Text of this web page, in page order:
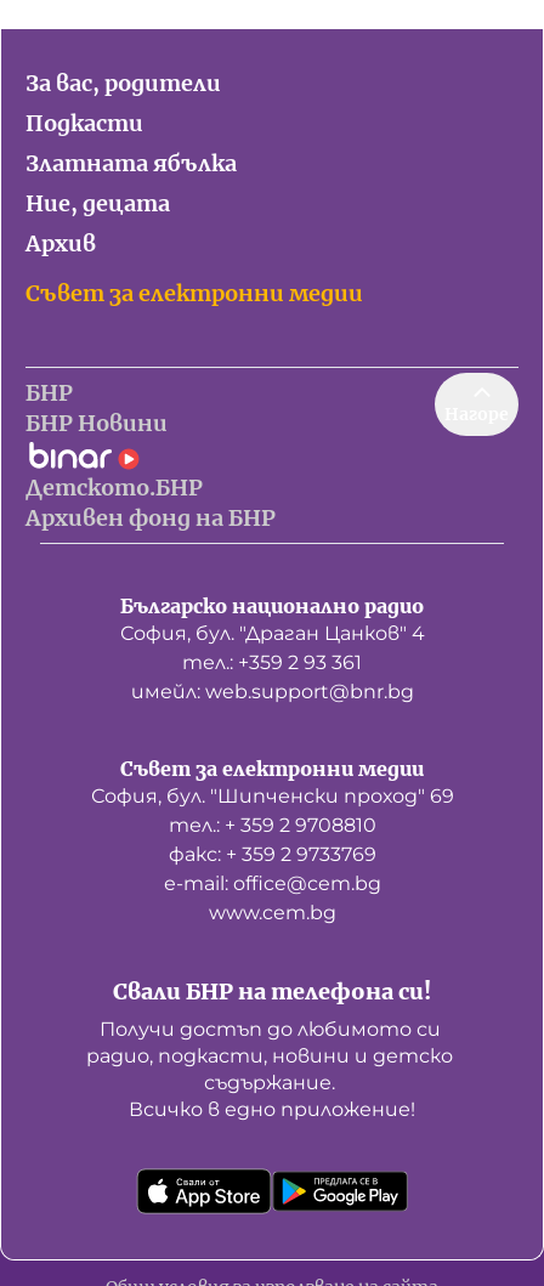
За вас, родители
Подкасти
Златната ябълка
Ние, децата
Архив
Съвет за електронни медии
БНР
БНР Новини
Детското.БНР
Архивен фонд на БНР
Българско национално радио
София, бул. "Драган Цанков" 4
тел.: +359 2 93 361
имейл: web.support@bnr.bg
Свали БНР на телефона си!
Получи достъп до любимото си
радио, подкасти, новини и детско
съдържание.
Всичко в едно приложение!
Съвет за електронни медии
София, бул. "Шипченски проход" 69
тел.: + 359 2 9708810
факс: + 359 2 9733769
е-mail: office@cem.bg
www.cem.bg